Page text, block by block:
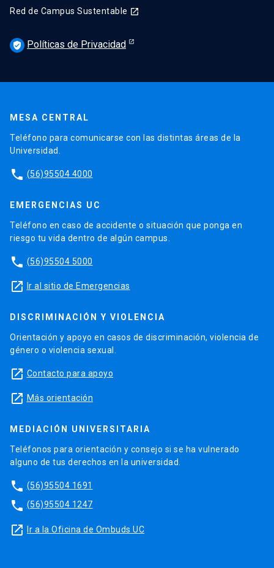
Red de Campus Sustentable launch
verified_user Políticas de Privacidad
MESA CENTRAL
Teléfono para comunicarse con las distintas áreas de la
Universidad.
phone (56)95504 4000
EMERGENCIAS UC
Teléfono en caso de accidente o situación que ponga en
riesgo tu vida dentro de algún campus.
phone (56)95504 5000
launch Ir al sitio de Emergencias
DISCRIMINACIÓN Y VIOLENCIA
Orientación y apoyo en casos de discriminación, violencia de
género o violencia sexual.
launch Contacto para apoyo
launch Más orientación
MEDIACIÓN UNIVERSITARIA
Teléfonos para orientación y consejo si se ha vulnerado
alguno de tus derechos en la universidad.
phone (56)95504 1691
phone (56)95504 1247
launch Ir a la Oficina de Ombuds UC